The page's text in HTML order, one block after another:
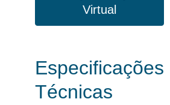
Virtual
Especificações
Técnicas